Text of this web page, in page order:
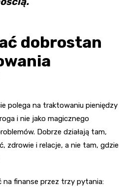
dobrostan
polega na traktowaniu pieniędzy
i nie jako magicznego
Dobrze działają tam,
zdrowie i relacje, a nie tam, gdzie
finanse przez trzy pytania: